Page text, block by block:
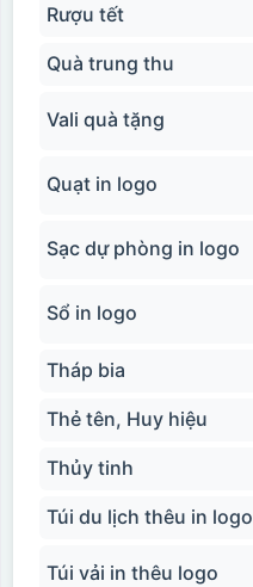
Rượu tết
Quà trung thu
Vali quà tặng
Quạt in logo
Sạc dự phòng in logo
Sổ in logo
Tháp bia
Thẻ tên, Huy hiệu
Thủy tinh
Túi du lịch thêu in logo
Túi vải in thêu logo